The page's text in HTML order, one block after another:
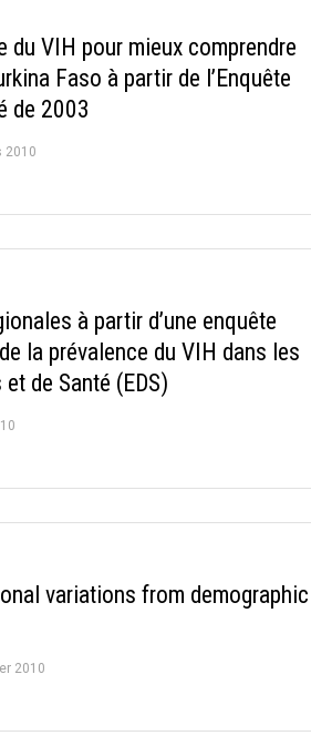
du VIH pour mieux comprendre
Faso à partir de l’Enquête
de 2003
2010
à partir d’une enquête
la prévalence du VIH dans les
de Santé (EDS)
variations from demographic
2010